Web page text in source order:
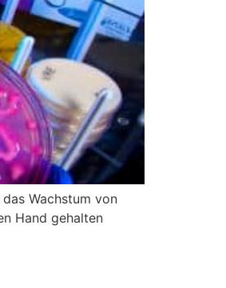
Wachstum von
Hand gehalten